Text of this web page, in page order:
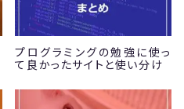
プログラミングの勉強に使っ
て良かったサイトと使い分け